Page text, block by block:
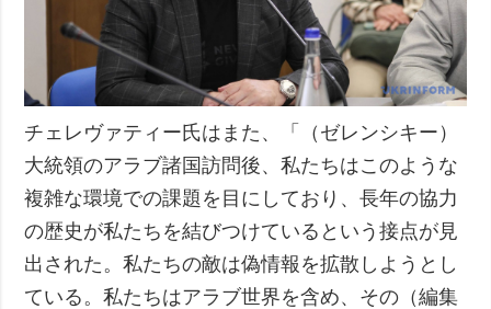
チェレヴァティー氏はまた、「（ゼレンシキー）
大統領のアラブ諸国訪問後、私たちはこのような
複雑な環境での課題を目にしており、長年の協力
の歴史が私たちを結びつけているという接点が見
出された。私たちの敵は偽情報を拡散しようとし
ている。私たちはアラブ世界を含め、その（編集